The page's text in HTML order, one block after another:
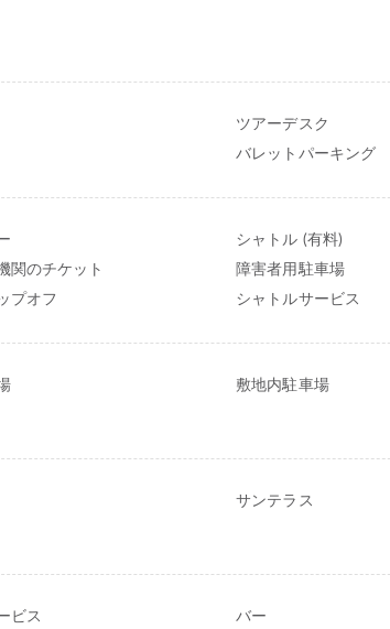
ツアーデスク
バレットパーキング
シャトル (有料)
関のチケット
障害者用駐車場
プオフ シャトルサービス
敷地内駐車場
サンテラス
ビス バー